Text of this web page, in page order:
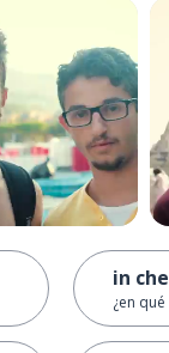
in
¿en